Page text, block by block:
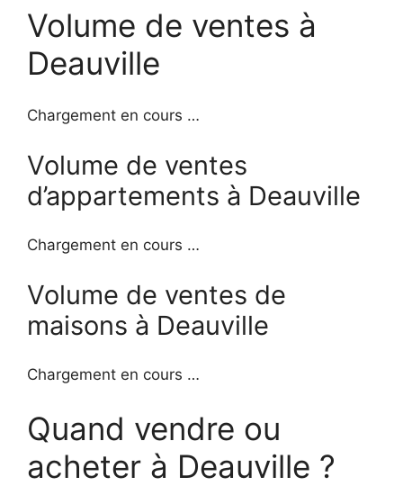
Volume de ventes à
Deauville
Chargement en cours …
Volume de ventes
d’appartements à Deauville
Chargement en cours …
Volume de ventes de
maisons à Deauville
Chargement en cours …
Quand vendre ou
acheter à Deauville ?